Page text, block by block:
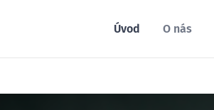
Úvod O nás